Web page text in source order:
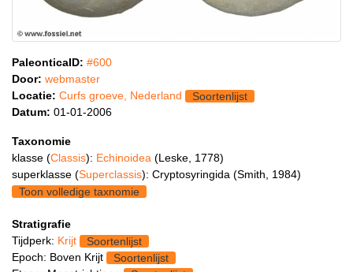
PaleonticaID: #600
Door: webmaster
Locatie: Curfs groeve, Nederland
Soortenlijst
Datum: 01-01-2006
Taxonomie
klasse (Classis): Echinoidea (Leske, 1778)
superklasse (Superclassis): Cryptosyringida (Smith, 1984)
Toon volledige taxnomie
Stratigrafie
Tijdperk: Krijt
Soortenlijst
Epoch: Boven Krijt
Soortenlijst